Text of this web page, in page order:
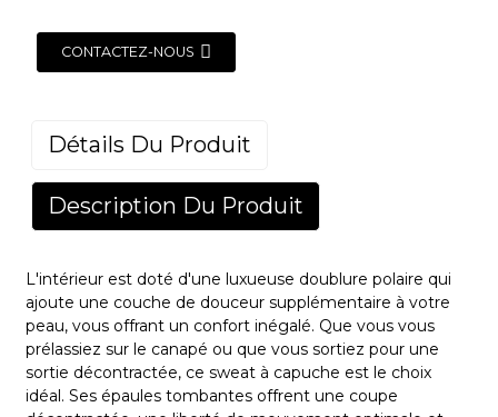
CONTACTEZ-NOUS
Détails Du Produit
Description Du Produit
L'intérieur est doté d'une luxueuse doublure polaire qui
ajoute une couche de douceur supplémentaire à votre
peau, vous offrant un confort inégalé. Que vous vous
prélassiez sur le canapé ou que vous sortiez pour une
sortie décontractée, ce sweat à capuche est le choix
idéal. Ses épaules tombantes offrent une coupe